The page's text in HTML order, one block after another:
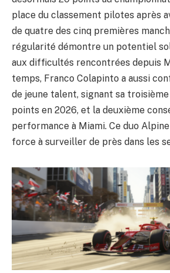
place du classement pilotes après
de quatre des cinq premières
régularité démontre un potentiel
aux difficultés rencontrées depuis
temps, Franco Colapinto a aussi
de jeune talent, signant sa
points en 2026, et la deuxième
performance à Miami. Ce duo
force à surveiller de près dans les